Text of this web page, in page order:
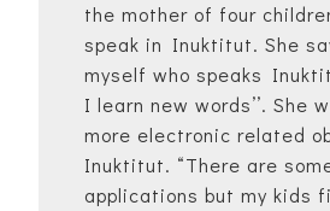
the mother of four
speak in Inuktitut. She
myself who speaks
I learn new words’’. She
more electronic related
Inuktitut. “There are
applications but my kids